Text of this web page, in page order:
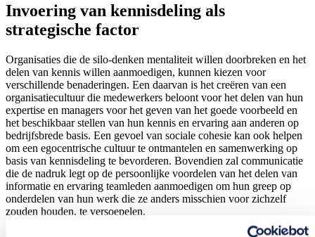
Invoering van kennisdeling als
strategische factor
Organisaties die de silo-denken mentaliteit willen doorbreken en het
delen van kennis willen aanmoedigen, kunnen kiezen voor
verschillende benaderingen. Een daarvan is het creëren van een
organisatiecultuur die medewerkers beloont voor het delen van hun
expertise en managers voor het geven van het goede voorbeeld en
het beschikbaar stellen van hun kennis en ervaring aan anderen op
bedrijfsbrede basis. Een gevoel van sociale cohesie kan ook helpen
om een egocentrische cultuur te ontmantelen en samenwerking op
basis van kennisdeling te bevorderen. Bovendien zal communicatie
die de nadruk legt op de persoonlijke voordelen van het delen van
informatie en ervaring teamleden aanmoedigen om hun greep op
onderdelen van hun werk die ze anders misschien voor zichzelf
zouden houden, te versoepelen.